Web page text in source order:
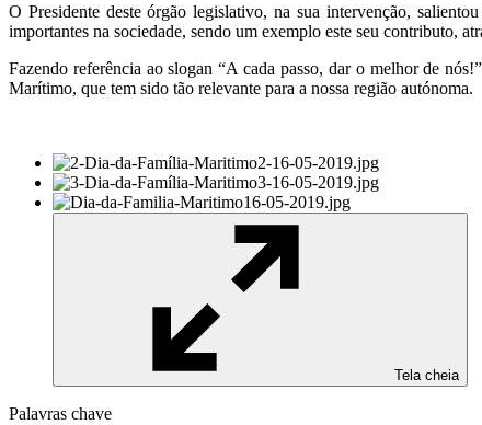
O Presidente deste órgão legislativo, na sua intervenção,
importantes na sociedade, sendo um exemplo este seu contributo,
Fazendo referência ao slogan “A cada passo, dar o melhor de
Marítimo, que tem sido tão relevante para a nossa região autónoma.
Tela cheia
Palavras chave